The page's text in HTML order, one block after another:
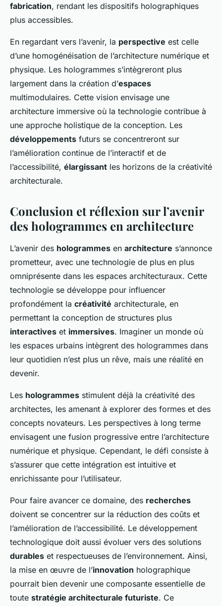
fabrication, rendant les dispositifs holographiques
plus accessibles.
En regardant vers l’avenir, la perspective est celle
d’une homogénéisation de l’architecture numérique et
physique. Les hologrammes s’intègreront plus
largement dans la création d’espaces
multimodulaires. Cette vision envisage une
architecture immersive où la technologie contribue à
une approche holistique de la conception. Les
développements futurs se concentreront sur
l’amélioration continue de l’interactif et de
l’accessibilité, élargissant les horizons de la créativité
architecturale.
Conclusion et réflexion sur l’avenir
des hologrammes en architecture
L’avenir des hologrammes en architecture s’annonce
prometteur, avec une technologie de plus en plus
omniprésente dans les espaces architecturaux. Cette
technologie se développe pour influencer
profondément la créativité architecturale, en
permettant la conception de structures plus
interactives et immersives. Imaginer un monde où
les espaces urbains intègrent des hologrammes dans
leur quotidien n’est plus un rêve, mais une réalité en
devenir.
Les hologrammes stimulent déjà la créativité des
architectes, les amenant à explorer des formes et des
concepts novateurs. Les perspectives à long terme
envisagent une fusion progressive entre l’architecture
numérique et physique. Cependant, le défi consiste à
s’assurer que cette intégration est intuitive et
enrichissante pour l’utilisateur.
Pour faire avancer ce domaine, des recherches
doivent se concentrer sur la réduction des coûts et
l’amélioration de l’accessibilité. Le développement
technologique doit aussi évoluer vers des solutions
durables et respectueuses de l’environnement. Ainsi,
la mise en œuvre de l’innovation holographique
pourrait bien devenir une composante essentielle de
toute stratégie architecturale futuriste. Ce